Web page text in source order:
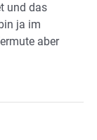
und das
ja im
aber